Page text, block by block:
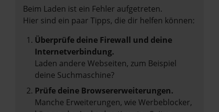
Beim Laden ist ein Fehler aufgetreten.
Hier sind ein paar Tipps, die dir helfen können:
Überprüfe deine Firewall und deine
Internetverbindung.
Laden andere Webseiten, zum Beispiel
deine Suchmaschine?
Prüfe deine Browsererweiterungen.
Manche Erweiterungen, wie Werbeblocker,